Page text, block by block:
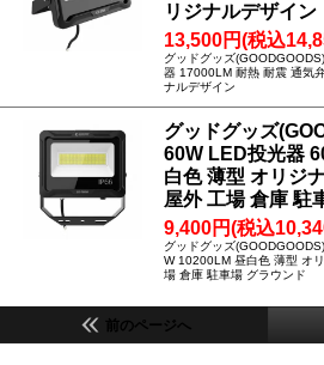
リジナルデザイン
13,500円(税込
グッドグッズ
器 17000LM 耐熱 耐震 通気
ナルデザイン
グッドグッズ
60W LED投光器
白色 薄型 オリジ
屋外 工場 倉庫 駐
9,400円(税込
グッドグッズ
W 10200LM 昼白色 薄型 オ
場 倉庫 駐車場 グラウンド
前のページへ